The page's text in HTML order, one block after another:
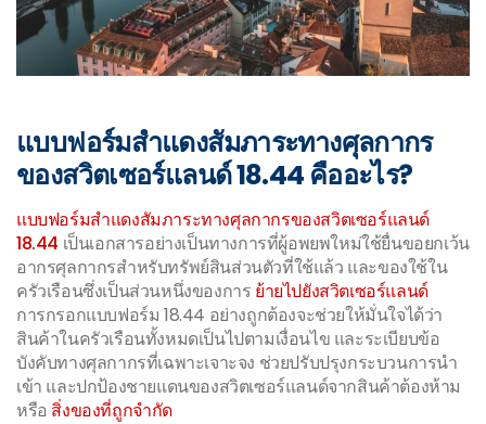
แบบฟอร์มสำแดงสัมภาระทางศุลกากร
ของสวิตเซอร์แลนด์ 18.44 คืออะไร?
แบบฟอร์มสำแดงสัมภาระทางศุลกากรของสวิตเซอร์แลนด์
18.44 เป็นเอกสารอย่างเป็นทางการที่ผู้อพยพใหม่ใช้ยื่นขอยกเว้น
อากรศุลกากรสำหรับทรัพย์สินส่วนตัวที่ใช้แล้ว และของใช้ใน
ครัวเรือนซึ่งเป็นส่วนหนึ่งของการ ย้ายไปยังสวิตเซอร์แลนด์
การกรอกแบบฟอร์ม 18.44 อย่างถูกต้องจะช่วยให้มั่นใจได้ว่า
สินค้าในครัวเรือนทั้งหมดเป็นไปตามเงื่อนไข และระเบียบข้อ
บังคับทางศุลกากรที่เฉพาะเจาะจง ช่วยปรับปรุงกระบวนการนำ
เข้า และปกป้องชายแดนของสวิตเซอร์แลนด์จากสินค้าต้องห้าม
หรือ สิ่งของที่ถูกจำกัด